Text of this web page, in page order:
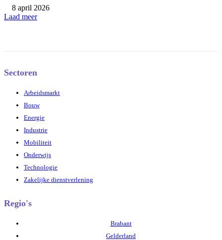
8 april 2026
Laad meer
Sectoren
Arbeidsmarkt
Bouw
Energie
Industrie
Mobiliteit
Onderwijs
Technologie
Zakelijke dienstverlening
Regio's
Brabant
Gelderland